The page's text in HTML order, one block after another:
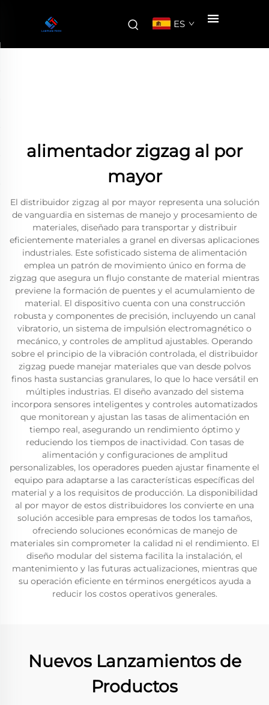
ES
alimentador zigzag al por
mayor
El distribuidor zigzag al por mayor representa una solución
de vanguardia en sistemas de manejo y procesamiento de
materiales, diseñado para transportar y distribuir
eficientemente materiales a granel en diversas aplicaciones
industriales. Este sofisticado sistema de alimentación
emplea un patrón de movimiento único en forma de
zigzag que asegura un flujo constante de material mientras
previene la formación de puentes y el acumulamiento de
material. El dispositivo cuenta con una construcción
robusta y componentes de precisión, incluyendo un canal
vibratorio, un sistema de impulsión electromagnético o
mecánico, y controles de amplitud ajustables. Operando
sobre el principio de la vibración controlada, el distribuidor
zigzag puede manejar materiales que van desde polvos
finos hasta sustancias granulares, lo que lo hace versátil en
múltiples industrias. El diseño avanzado del sistema
incorpora sensores inteligentes y controles automatizados
que monitorean y ajustan las tasas de alimentación en
tiempo real, asegurando un rendimiento óptimo y
reduciendo los tiempos de inactividad. Con tasas de
alimentación y configuraciones de amplitud
personalizables, los operadores pueden ajustar finamente el
equipo para adaptarse a las características específicas del
material y a los requisitos de producción. La disponibilidad
al por mayor de estos distribuidores los convierte en una
solución accesible para empresas de todos los tamaños,
ofreciendo soluciones económicas de manejo de
materiales sin comprometer la calidad ni el rendimiento. El
diseño modular del sistema facilita la instalación, el
mantenimiento y las futuras actualizaciones, mientras que
su operación eficiente en términos energéticos ayuda a
reducir los costos operativos generales.
Nuevos Lanzamientos de
Productos